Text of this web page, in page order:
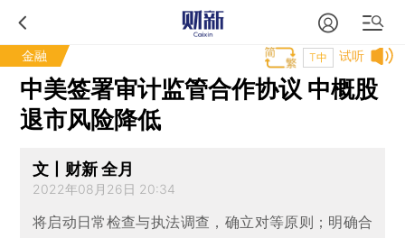
金融 试听
T中
中美签署审计监管合作协议 中概股
退市风险降低
文丨财新 全月
2022年08月26日 20:34
将启动日常检查与执法调查，确立对等原则；明确合